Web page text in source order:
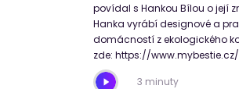
povídal s Hankou Bílou o její
Hanka vyrábí designové a
domácností z ekologického
zde: https://www.mybestie.cz/
3 minuty